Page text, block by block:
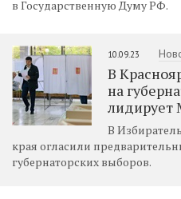
в Государственную Думу РФ.
10.09.23
В
на
лидирует
В
края огласили
губернаторских выборов.